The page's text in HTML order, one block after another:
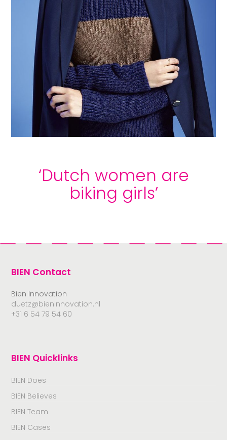
‘Dutch women are
biking girls’
BIEN Contact
Bien Innovation
duetz@bieninnovation.nl
+31 6 54 79 54 60
BIEN Quicklinks
BIEN Does
BIEN Believes
BIEN Team
BIEN Cases